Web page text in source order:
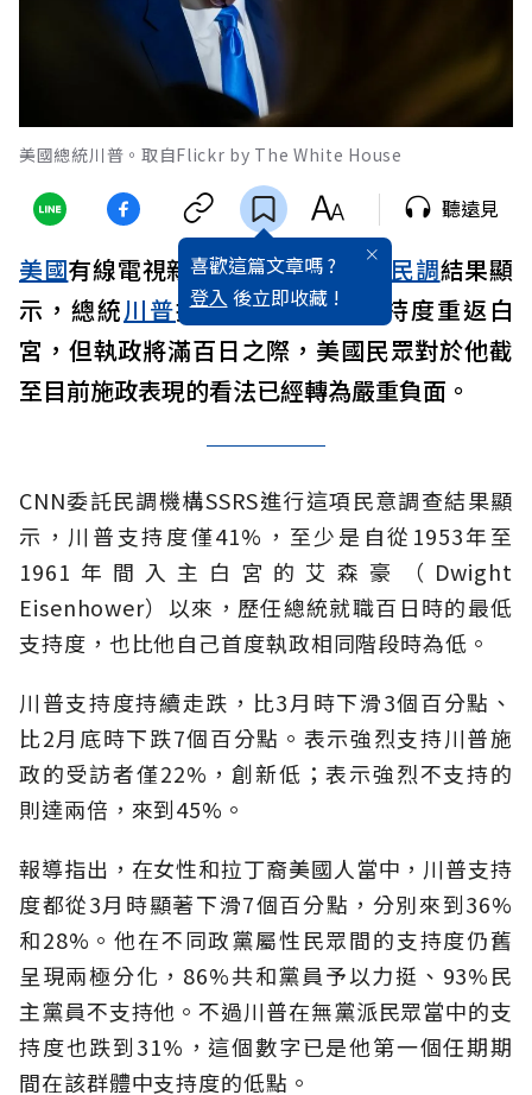
美國總統川普。取自Flickr by The White House
喜歡這篇文章嗎 ?
登入 後立即收藏 !
聽遠見
美國有線電視新聞網（CNN）最新 民調結果顯
示，總統川普挾個人生涯最高支持度重返白
宮，但執政將滿百日之際，美國民眾對於他截
至目前施政表現的看法已經轉為嚴重負面。
CNN委託民調機構SSRS進行這項民意調查結果顯
示，川普支持度僅41%，至少是自從1953年至
1961年間入主白宮的艾森豪（Dwight
Eisenhower）以來，歷任總統就職百日時的最低
支持度，也比他自己首度執政相同階段時為低。
川普支持度持續走跌，比3月時下滑3個百分點、
比2月底時下跌7個百分點。表示強烈支持川普施
政的受訪者僅22%，創新低；表示強烈不支持的
則達兩倍，來到45%。
報導指出，在女性和拉丁裔美國人當中，川普支持
度都從3月時顯著下滑7個百分點，分別來到36%
和28%。他在不同政黨屬性民眾間的支持度仍舊
呈現兩極分化，86%共和黨員予以力挺、93%民
主黨員不支持他。不過川普在無黨派民眾當中的支
持度也跌到31%，這個數字已是他第一個任期期
間在該群體中支持度的低點。